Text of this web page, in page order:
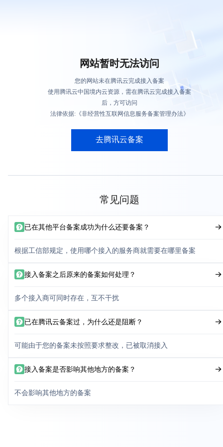
网站暂时无法访问
您的网站未在腾讯云完成接入备案
使用腾讯云中国境内云资源，需在腾讯云完成接入备案
后，方可访问
法律依据:《非经营性互联网信息服务备案管理办法》
去腾讯云备案
常见问题
已在其他平台备案成功为什么还要备案？
根据工信部规定，使用哪个接入的服务商就需要在哪里备案
接入备案之后原来的备案如何处理？
多个接入商可同时存在，互不干扰
已在腾讯云备案过，为什么还是阻断？
可能由于您的备案未按照要求整改，已被取消接入
接入备案是否影响其他地方的备案？
不会影响其他地方的备案